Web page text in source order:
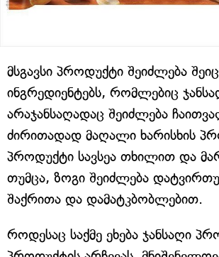
მსგავსი პროდუქტი შეიძლება
ინგრედიენტებს, რომლებიც
არაჯანსაღადაც შეიძლება
ძირითადად მაღალი ხარისხის
პროდუქტი სავსეა თხილით და
თუმცა, ზოგი შეიძლება
შაქრითა და დამატკბობლებით.
როდესაც საქმე ეხება ჯანსაღი